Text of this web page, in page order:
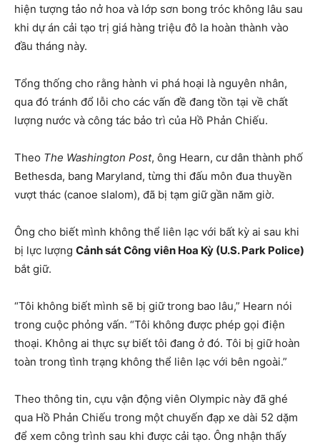
hiện tượng tảo nở hoa và lớp sơn bong tróc không lâu sau
khi dự án cải tạo trị giá hàng triệu đô la hoàn thành vào
đầu tháng này.
Tổng thống cho rằng hành vi phá hoại là nguyên nhân,
qua đó tránh đổ lỗi cho các vấn đề đang tồn tại về chất
lượng nước và công tác bảo trì của Hồ Phản Chiếu.
Theo The Washington Post, ông Hearn, cư dân thành phố
Bethesda, bang Maryland, từng thi đấu môn đua thuyền
vượt thác (canoe slalom), đã bị tạm giữ gần năm giờ.
Ông cho biết mình không thể liên lạc với bất kỳ ai sau khi
bị lực lượng Cảnh sát Công viên Hoa Kỳ (U.S. Park Police)
bắt giữ.
“Tôi không biết mình sẽ bị giữ trong bao lâu,” Hearn nói
trong cuộc phỏng vấn. “Tôi không được phép gọi điện
thoại. Không ai thực sự biết tôi đang ở đó. Tôi bị giữ hoàn
toàn trong tình trạng không thể liên lạc với bên ngoài.”
Theo thông tin, cựu vận động viên Olympic này đã ghé
qua Hồ Phản Chiếu trong một chuyến đạp xe dài 52 dặm
để xem công trình sau khi được cải tạo. Ông nhận thấy